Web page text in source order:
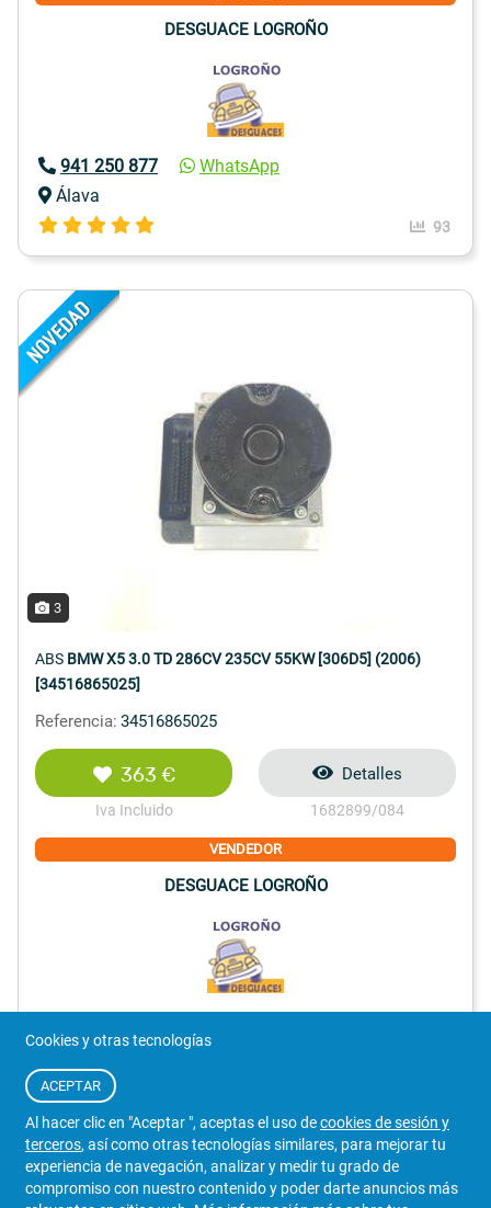
DESGUACE LOGROÑO
941 250 877
WhatsApp
Álava
93
3
ABS BMW X5 3.0 TD 286CV 235CV 55KW [306D5] (2006)
[34516865025]
Referencia: 34516865025
363 €
Iva Incluido
Detalles
1682899/084
VENDEDOR
DESGUACE LOGROÑO
Álava
Cookies y otras tecnologías
ACEPTAR
Al hacer clic en "Aceptar ", aceptas el uso decookies de sesión y
terceros, así como otras tecnologías similares, para mejorar tu
experiencia de navegación, analizar y medir tu grado de
compromiso con nuestro contenido y poder darte anuncios más